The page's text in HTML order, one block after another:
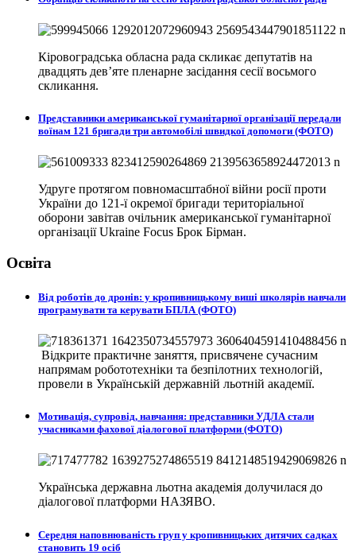
Кіровоградська обласна рада скликає депутатів на
двадцять дев’яте пленарне засідання сесії восьмого
скликання.
Представники американської гуманітарної організації передали
воїнам 121 бригади три автомобілі швидкої допомоги (ФОТО)
Удруге протягом повномасштабної війни росії проти
України до 121-ї окремої бригади територіальної
оборони завітав очільник американської гуманітарної
організації Ukraine Focus Брок Бірман.
Освіта
Від роботів до дронів: у кропивницькому виші школярів навчали
програмувати та керувати БПЛА (ФОТО)
Відкрите практичне заняття, присвячене сучасним
напрямам робототехніки та безпілотних технологій,
провели в Українській державній льотній академії.
Мотивація, супровід, навчання: представники УДЛА стали
учасниками фахової діалогової платформи (ФОТО)
Українська державна льотна академія долучилася до
діалогової платформи НАЗЯВО.
Середня наповнюваність груп у кропивницьких дитячих садках
становить 19 осіб